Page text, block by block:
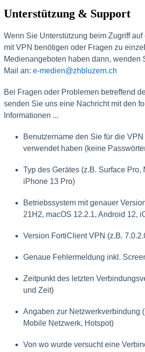
Unterstützung & Support
Wenn Sie Unterstützung beim Zugriff
mit VPN benötigen oder Fragen zu
Medienangeboten haben dann, wenden
Mail an: e-medien@zhbluzern.ch
Bei Fragen oder Problemen betreffend
senden Sie uns eine Nachricht mit den
Informationen ...
Benutzername den Sie für die
verwendet haben (keine
Typ des Gerätes (z.B. Surface Pro,
iPhone 13 Pro)
Betriebssystem mit genauer
21H2, macOS 12.2.1, Android 12,
Version FortiClient VPN (z.B.
Genaue Fehlermeldung inkl.
Zeitpunkt des letzten
und Zeit)
Angaben zur Netzwerkverbindung
Mobile Netzwerk, Hotspot)
Von wo wurde versucht eine